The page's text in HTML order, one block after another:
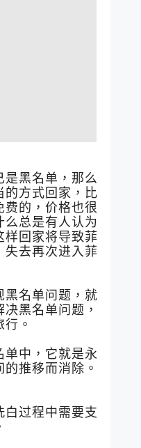
黑名单，那么
的方式回家，比
费的，价格也很
么总是有人认为
样回家将导致菲
失去再次进入菲
黑名单问题，就
黑名单问题，
。
单中，它就是永
推移而消除。
白过程中需要支